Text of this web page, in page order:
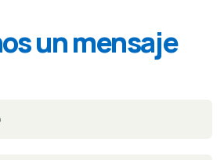
un mensaje